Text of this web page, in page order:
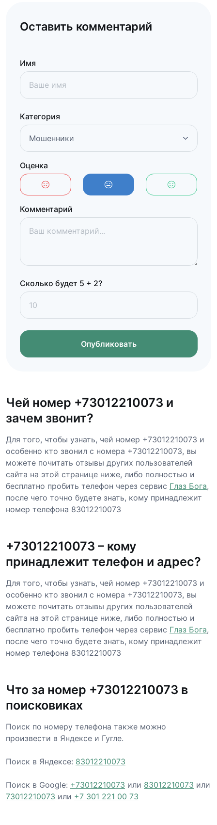
Оставить комментарий
Имя
Категория
Оценка
Комментарий
Сколько будет 5 + 2?
Опубликовать
Чей номер +73012210073 и
зачем звонит?
Для того, чтобы узнать, чей номер +73012210073 и
особенно кто звонил с номера +73012210073, вы
можете почитать отзывы других пользователей
сайта на этой странице ниже, либо полностью и
бесплатно пробить телефон через сервис Глаз Бога,
после чего точно будете знать, кому принадлежит
номер телефона 83012210073
+73012210073 – кому
принадлежит телефон и адрес?
Для того, чтобы узнать, чей номер +73012210073 и
особенно кто звонил с номера +73012210073, вы
можете почитать отзывы других пользователей
сайта на этой странице ниже, либо полностью и
бесплатно пробить телефон через сервис Глаз Бога,
после чего точно будете знать, кому принадлежит
номер телефона 83012210073
Что за номер +73012210073 в
поисковиках
Поиск по номеру телефона также можно
произвести в Яндексе и Гугле.
Поиск в Яндексе: 83012210073
Поиск в Google: +73012210073 или 83012210073 или
73012210073 или +7 301 221 00 73